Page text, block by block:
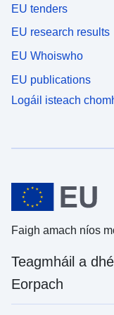
EU tenders
EU research results
EU Whoiswho
EU publications
Logáil isteach
Faigh amach níos
Teagmháil a
Eorpach